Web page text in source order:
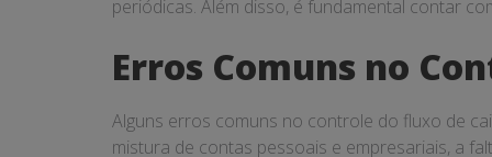
periódicas. Além disso, é fundamental contar
Erros Comuns no
Alguns erros comuns no controle do fluxo de
mistura de contas pessoais e empresariais, a